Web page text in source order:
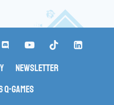
Newsletter
Games